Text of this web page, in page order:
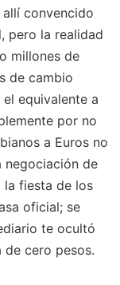
convencido
pero la realidad
millones de
de cambio
equivalente a
por no
a Euros no
negociación de
la fiesta de los
oficial; se
te ocultó
de cero pesos.